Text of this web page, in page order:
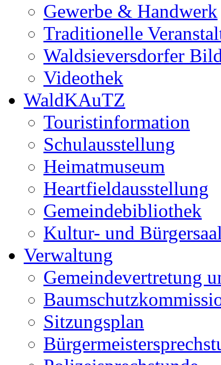
Gewerbe & Handwerk
Traditionelle
Waldsieversdorfer
Videothek
WaldKAuTZ
Touristinformation
Schulausstellung
Heimatmuseum
Heartfieldausstellung
Gemeindebibliothek
Kultur- und
Verwaltung
Gemeindevertretung
Sitzungsplan